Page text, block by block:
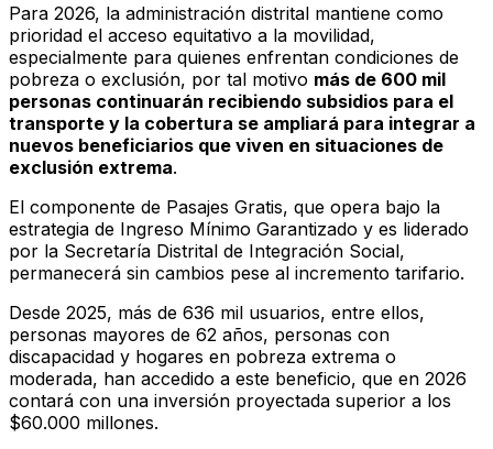
Para 2026, la administración distrital mantiene como
prioridad el acceso equitativo a la movilidad,
especialmente para quienes enfrentan condiciones de
pobreza o exclusión, por tal motivo más de 600 mil
personas continuarán recibiendo subsidios para el
transporte y la cobertura se ampliará para integrar a
nuevos beneficiarios que viven en situaciones de
exclusión extrema.
El componente de Pasajes Gratis, que opera bajo la
estrategia de Ingreso Mínimo Garantizado y es liderado
por la Secretaría Distrital de Integración Social,
permanecerá sin cambios pese al incremento tarifario.
Desde 2025, más de 636 mil usuarios, entre ellos,
personas mayores de 62 años, personas con
discapacidad y hogares en pobreza extrema o
moderada, han accedido a este beneficio, que en 2026
contará con una inversión proyectada superior a los
$60.000 millones.